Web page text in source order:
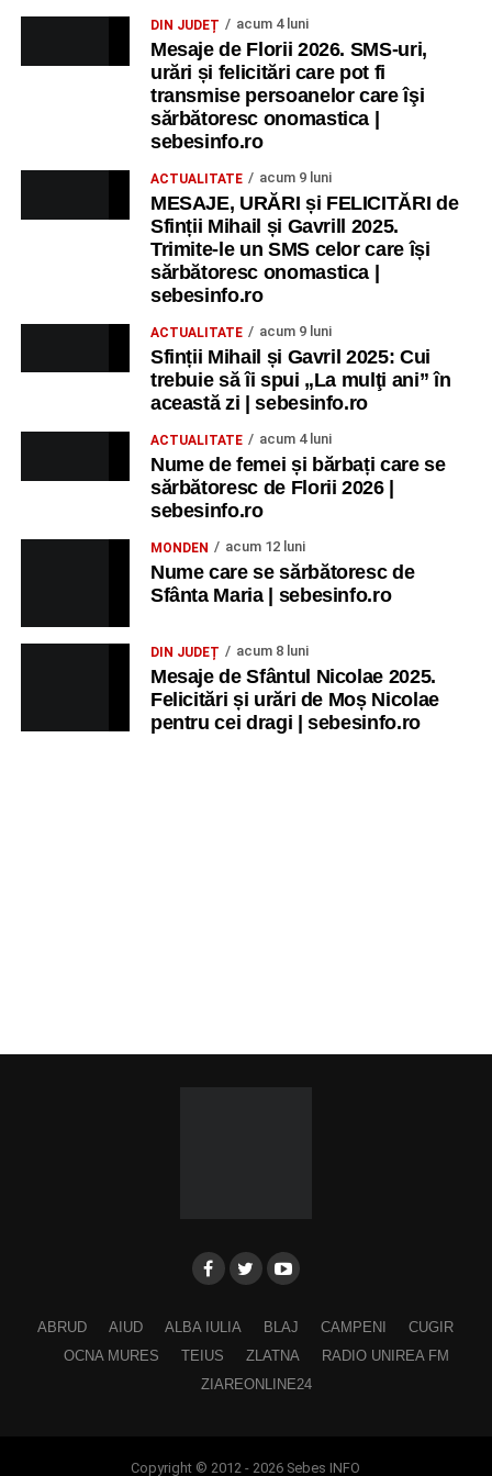
DIN JUDEȚ acum 4 luni
Mesaje de Florii 2026. SMS-uri,
urări și felicitări care pot fi
transmise persoanelor care îşi
sărbătoresc onomastica |
sebesinfo.ro
ACTUALITATE acum 9 luni
MESAJE, URĂRI și FELICITĂRI de
Sfinții Mihail și Gavrill 2025.
Trimite-le un SMS celor care își
sărbătoresc onomastica |
sebesinfo.ro
ACTUALITATE acum 9 luni
Sfinții Mihail și Gavril 2025: Cui
trebuie să îi spui „La mulţi ani” în
această zi | sebesinfo.ro
ACTUALITATE acum 4 luni
Nume de femei și bărbați care se
sărbătoresc de Florii 2026 |
sebesinfo.ro
MONDEN acum 12 luni
Nume care se sărbătoresc de
Sfânta Maria | sebesinfo.ro
DIN JUDEȚ acum 8 luni
Mesaje de Sfântul Nicolae 2025.
Felicitări și urări de Moș Nicolae
pentru cei dragi | sebesinfo.ro
ABRUD AIUD ALBA IULIA BLAJ CAMPENI
CUGIR
OCNA MURES
TEIUS ZLATNA
RADIO UNIREA FM
ZIAREONLINE24
Copyright © 2012 - 2026 Sebes INFO